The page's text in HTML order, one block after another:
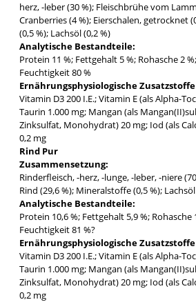
herz, -leber (30 %); Fleischbrühe vom
Cranberries (4 %); Eierschalen, getrocknet
(0,5 %); Lachsöl (0,2 %)
Analytische Bestandteile:
Protein 11 %; Fettgehalt 5 %; Rohasche 2
Feuchtigkeit 80 %
Ernährungsphysiologische
Vitamin D3 200 I.E.; Vitamin E (als Alpha-
Taurin 1.000 mg; Mangan (als
Zinksulfat, Monohydrat) 20 mg; Iod (als
0,2 mg
Rind Pur
Zusammensetzung:
Rinderfleisch, -herz, -lunge, -leber, -niere
Rind (29,6 %); Mineralstoffe (0,5 %);
Analytische Bestandteile:
Protein 10,6 %; Fettgehalt 5,9 %; Rohasche
Feuchtigkeit 81 %?
Ernährungsphysiologische
Vitamin D3 200 I.E.; Vitamin E (als Alpha-
Taurin 1.000 mg; Mangan (als
Zinksulfat, Monohydrat) 20 mg; Iod (als
0,2 mg